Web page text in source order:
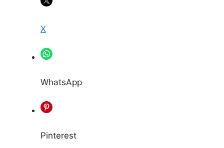
X
WhatsApp
Pinterest